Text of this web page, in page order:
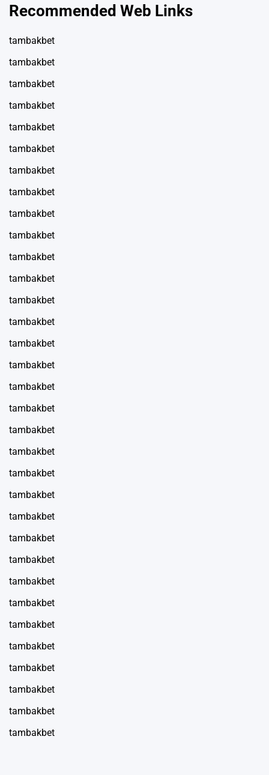
Recommended Web Links
tambakbet
tambakbet
tambakbet
tambakbet
tambakbet
tambakbet
tambakbet
tambakbet
tambakbet
tambakbet
tambakbet
tambakbet
tambakbet
tambakbet
tambakbet
tambakbet
tambakbet
tambakbet
tambakbet
tambakbet
tambakbet
tambakbet
tambakbet
tambakbet
tambakbet
tambakbet
tambakbet
tambakbet
tambakbet
tambakbet
tambakbet
tambakbet
tambakbet